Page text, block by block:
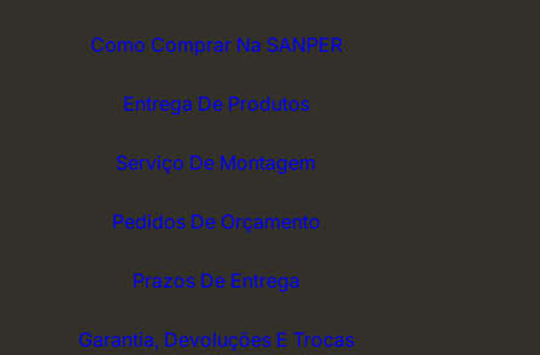
Como Comprar Na SANPER
Entrega De Produtos
Serviço De Montagem
Pedidos De Orçamento
Prazos De Entrega
Garantia, Devoluções E Trocas